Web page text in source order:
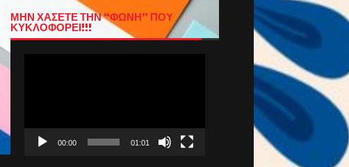
ΜΗΝ ΧΑΣΕΤΕ ΤΗΝ “ΦΩΝΗ” ΠΟΥ
ΚΥΚΛΟΦΟΡΕΙ!!!
00:00 01:01